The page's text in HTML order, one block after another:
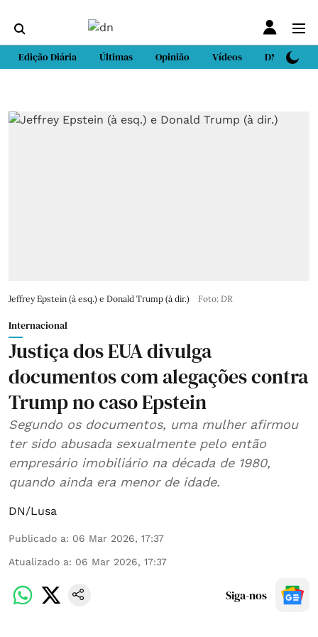
Edição Diária Últimas Opinião Vídeos DN Sport
Jeffrey Epstein (à esq.) e Donald Trump (à dir.) Foto: DR
Internacional
Justiça dos EUA divulga
documentos com alegações contra
Trump no caso Epstein
Segundo os documentos, uma mulher afirmou
ter sido abusada sexualmente pelo então
empresário imobiliário na década de 1980,
quando ainda era menor de idade.
DN/Lusa
Publicado a: 06 Mar 2026, 17:37
Atualizado a: 06 Mar 2026, 17:37
Siga-nos